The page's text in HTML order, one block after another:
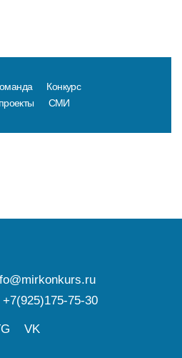
Конкурс
СМИ
+7(925)175-75-30
VK